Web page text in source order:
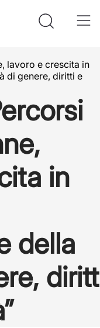
lavoro e crescita in
di genere, diritti e
in
della